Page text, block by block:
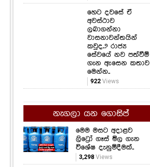
හෙට දවසේ ඒ
අවස්ථාව
ලබාගන්නා
වාසනාවන්තයින්
කවුද..? රාජ්‍ය
සේවයේ නව පත්වීම්
ගැන ඇසෙන කතාව
මෙන්න..
922Views
නැගලා යන ගොසිප්
මෙම මසට අදාළව
ලිට්‍රෝ ගෑස් මිල ගැන
විශේෂ දැනුම්දීමක්..
3,298 Views